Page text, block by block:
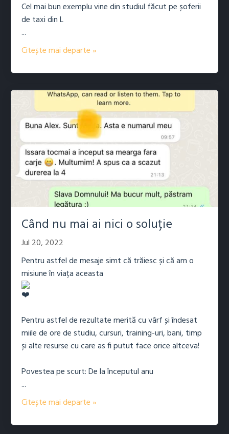
Cel mai bun exemplu vine din studiul făcut pe șoferii
de taxi din L
...
Citește mai departe »
Când nu mai ai nici o soluție
Jul 20, 2022
Pentru astfel de mesaje simt că trăiesc și că am o
misiune în viața aceasta
Pentru astfel de rezultate merită cu vârf și îndesat
miile de ore de studiu, cursuri, training-uri, bani, timp
și alte resurse cu care as fi putut face orice altceva!
Povestea pe scurt: De la începutul anu
...
Citește mai departe »